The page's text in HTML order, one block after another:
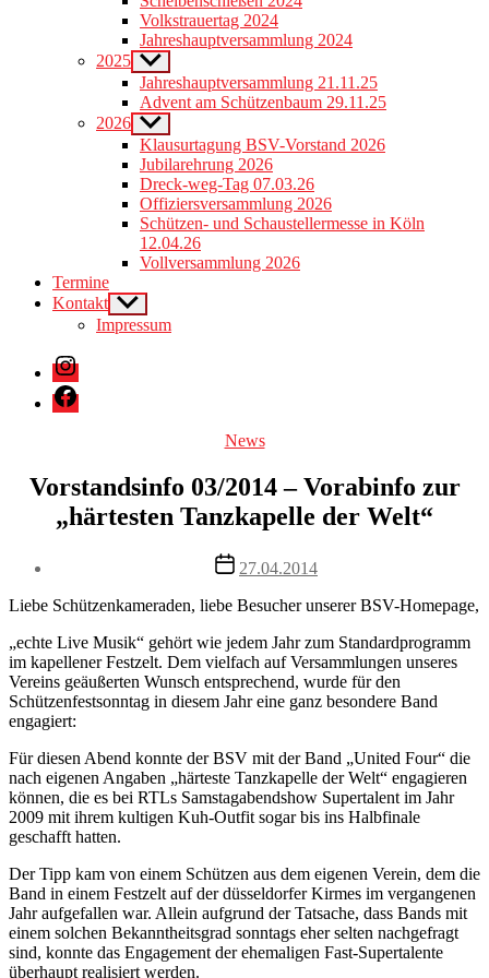
menu
Volkstrauertag 2024
Jahreshauptversammlung 2024
2025 Show
sub
menu
Jahreshauptversammlung 21.11.25
Advent am Schützenbaum 29.11.25
2026 Show
sub
menu
Klausurtagung BSV-Vorstand 2026
Jubilarehrung 2026
Dreck-weg-Tag 07.03.26
Offiziersversammlung 2026
Schützen- und Schaustellermesse in Köln
12.04.26
Vollversammlung 2026
Termine
Kontakt Show
sub
menu
Impressum
Instagram
Facebook
Categories
News
Vorstandsinfo 03/2014 – Vorabinfo zur
„härtesten Tanzkapelle der Welt“
Post
date
27.04.2014
Liebe Schützenkameraden, liebe Besucher unserer BSV-Homepage,
„echte Live Musik“ gehört wie jedem Jahr zum Standardprogramm
im kapellener Festzelt. Dem vielfach auf Versammlungen unseres
Vereins geäußerten Wunsch entsprechend, wurde für den
Schützenfestsonntag in diesem Jahr eine ganz besondere Band
engagiert:
Für diesen Abend konnte der BSV mit der Band „United Four“ die
nach eigenen Angaben „härteste Tanzkapelle der Welt“ engagieren
können, die es bei RTLs Samstagabendshow Supertalent im Jahr
2009 mit ihrem kultigen Kuh-Outfit sogar bis ins Halbfinale
geschafft hatten.
Der Tipp kam von einem Schützen aus dem eigenen Verein, dem die
Band in einem Festzelt auf der düsseldorfer Kirmes im vergangenen
Jahr aufgefallen war. Allein aufgrund der Tatsache, dass Bands mit
einem solchen Bekanntheitsgrad sonntags eher selten nachgefragt
sind, konnte das Engagement der ehemaligen Fast-Supertalente
überhaupt realisiert werden.